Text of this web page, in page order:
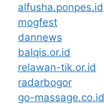
alfusha.ponpes.id
mogfest
dannews
balqis.or.id
relawan-tik.or.id
radarbogor
go-massage.co.id